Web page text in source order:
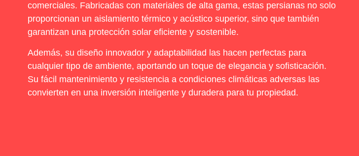
comerciales. Fabricadas con materiales de alta gama, estas persianas no solo
proporcionan un aislamiento térmico y acústico superior, sino que también
garantizan una protección solar eficiente y sostenible.
Además, su diseño innovador y adaptabilidad las hacen perfectas para
cualquier tipo de ambiente, aportando un toque de elegancia y sofisticación.
Su fácil mantenimiento y resistencia a condiciones climáticas adversas las
convierten en una inversión inteligente y duradera para tu propiedad.